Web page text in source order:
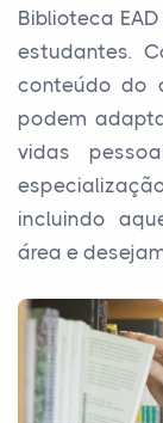
Biblioteca
estudantes.
conteúdo do
podem
vidas
incluindo
área e